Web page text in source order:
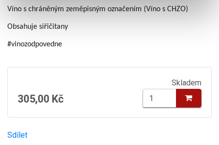
Víno s chráněným zeměpisným označením (Víno s CHZO)
Obsahuje siřičitany
#vinozodpovedne
Skladem
305,00 Kč
Sdílet